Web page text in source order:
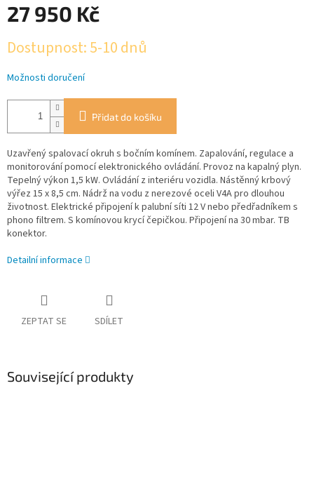
27 950 Kč
cena:
Dostupnost: 5-10 dnů
Možnosti doručení
Přidat do košíku
Uzavřený spalovací okruh s bočním komínem. Zapalování, regulace a
monitorování pomocí elektronického ovládání. Provoz na kapalný plyn.
Tepelný výkon 1,5 kW. Ovládání z interiéru vozidla. Nástěnný krbový
výřez 15 x 8,5 cm. Nádrž na vodu z nerezové oceli V4A pro dlouhou
životnost. Elektrické připojení k palubní síti 12 V nebo předřadníkem s
phono filtrem. S komínovou krycí čepičkou. Připojení na 30 mbar. TB
konektor.
Detailní informace
ZEPTAT SE SDÍLET
Související produkty